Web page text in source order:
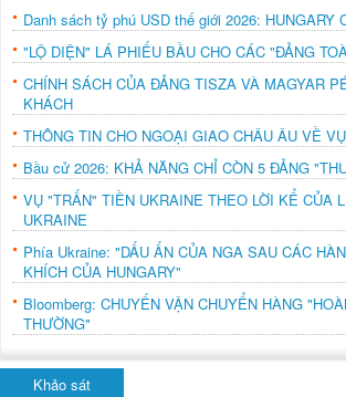
Danh sách tỷ phú USD thế giới 2026: HUNGARY
"LỘ DIỆN" LÁ PHIẾU BẦU CHO CÁC "ĐẢNG
CHÍNH SÁCH CỦA ĐẢNG TISZA VÀ MAGYAR
KHÁCH
THÔNG TIN CHO NGOẠI GIAO CHÂU ÂU VỀ
Bầu cử 2026: KHẢ NĂNG CHỈ CÒN 5 ĐẢNG
VỤ "TRẤN" TIỀN UKRAINE THEO LỜI KỂ CỦA
UKRAINE
Phía Ukraine: "DẤU ẤN CỦA NGA SAU CÁC
KHÍCH CỦA HUNGARY"
Bloomberg: CHUYẾN VẬN CHUYỂN HÀNG
THƯỜNG"
Khảo sát